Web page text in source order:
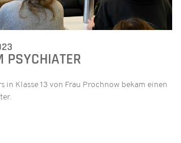
PSYCHIATER
in Klasse 13 von Frau Prochnow bekam einen